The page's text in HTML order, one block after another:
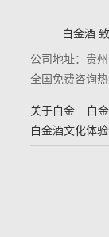
白金酒 致
公司地址：贵
全国免费咨询
关于白金 白
白金酒文化体